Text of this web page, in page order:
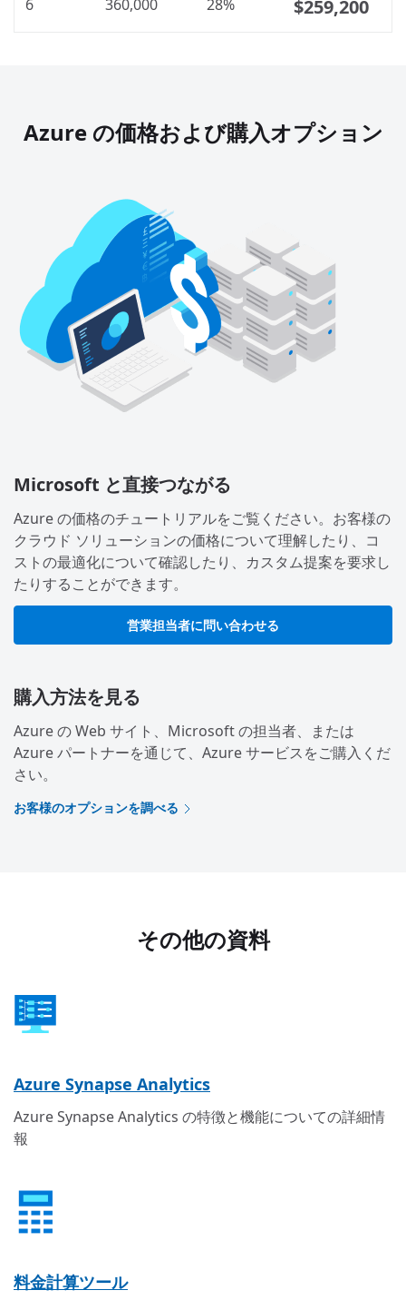
6 360,000 28% $259,200
Azure の価格および購入オプション
Microsoft と直接つながる
Azure の価格のチュートリアルをご覧ください。お客様の
クラウド ソリューションの価格について理解したり、コ
ストの最適化について確認したり、カスタム提案を要求し
たりすることができます。
営業担当者に問い合わせる
購入方法を見る
Azure の Web サイト、Microsoft の担当者、または
Azure パートナーを通じて、Azure サービスをご購入くだ
さい。
お客様のオプションを調べる
その他の資料
Azure Synapse Analytics
Azure Synapse Analytics の特徴と機能についての詳細情
報
料金計算ツール